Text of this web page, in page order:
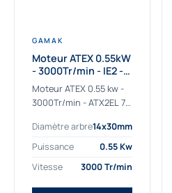
GAMAK
Moteur ATEX 0.55kW
- 3000Tr/min - IE2 -
Zone 2/22 -
Aluminium
Moteur ATEX 0.55 kw -
3000Tr/min - ATX2EL 71
pour les atmosphères
explosives Le moteur
Diamètre arbre14x30mm
Puissance
0.55 Kw
Vitesse
3000 Tr/min